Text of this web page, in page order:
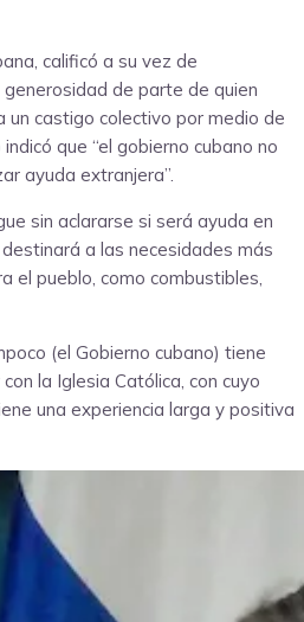
calificó a su vez de
de parte de quien
un castigo colectivo por medio de
que “el gobierno cubano no
ayuda extranjera”.
sin aclararse si será ayuda en
a las necesidades más
el pueblo, como combustibles,
(el Gobierno cubano) tiene
la Iglesia Católica, con cuyo
una experiencia larga y positiva